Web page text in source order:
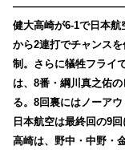
健大高崎が6-1で日本
から2連打でチャンス
制。さらに犠牲フライ
は、8番・綱川真之佑
る。8回裏にはノーア
日本航空は最終回の9
高崎は、野中・中野・